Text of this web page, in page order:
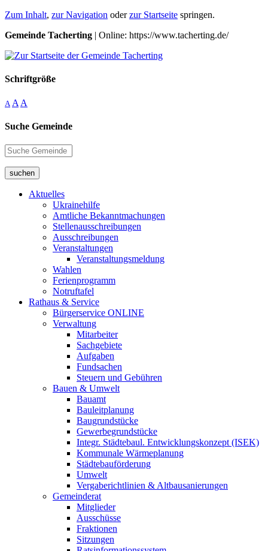
Zum Inhalt, zur Navigation oderzur Startseite springen.
Gemeinde Tacherting | Online: https://www.tacherting.de/
Schriftgröße
A A A
Suche Gemeinde
suchen
Aktuelles
Ukrainehilfe
Amtliche Bekanntmachungen
Stellenausschreibungen
Ausschreibungen
Veranstaltungen
Veranstaltungsmeldung
Wahlen
Ferienprogramm
Notruftafel
Rathaus & Service
Bürgerservice ONLINE
Verwaltung
Mitarbeiter
Sachgebiete
Aufgaben
Fundsachen
Steuern und Gebühren
Bauen & Umwelt
Bauamt
Bauleitplanung
Baugrundstücke
Gewerbegrundstücke
Integr. Städtebaul. Entwicklungskonzept (ISEK)
Kommunale Wärmeplanung
Städtebauförderung
Umwelt
Vergaberichtlinien & Altbausanierungen
Gemeinderat
Mitglieder
Ausschüsse
Fraktionen
Sitzungen